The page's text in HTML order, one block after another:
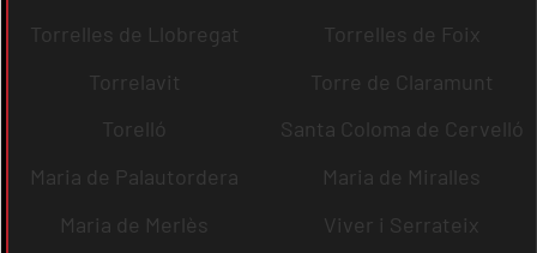
Torrelles de Llobregat
Torrelles de Foix
Torrelavit
Torre de Claramunt
Torelló
Santa Coloma de Cervelló
Maria de Palautordera
Maria de Miralles
Maria de Merlès
Viver i Serrateix